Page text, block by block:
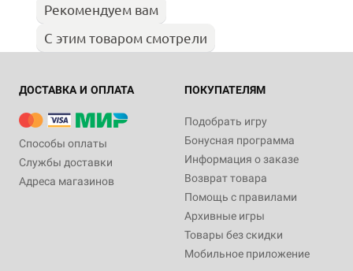
Рекомендуем вам
С этим товаром смотрели
ДОСТАВКА И ОПЛАТА
Способы оплаты
Службы доставки
Адреса магазинов
ПОКУПАТЕЛЯМ
Подобрать игру
Бонусная программа
Информация о заказе
Возврат товара
Помощь с правилами
Архивные игры
Товары без скидки
Мобильное приложение